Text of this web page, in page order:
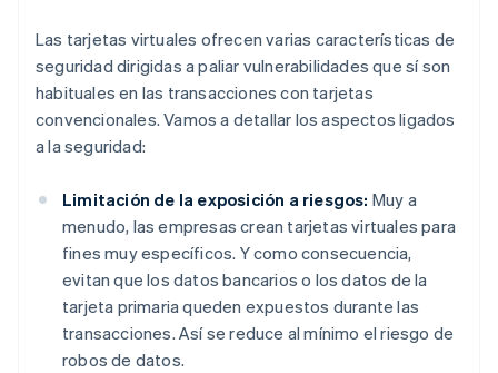
Las tarjetas virtuales ofrecen varias características de
seguridad dirigidas a paliar vulnerabilidades que sí son
habituales en las transacciones con tarjetas
convencionales. Vamos a detallar los aspectos ligados
a la seguridad:
Limitación de la exposición a riesgos: Muy a
menudo, las empresas crean tarjetas virtuales para
fines muy específicos. Y como consecuencia,
evitan que los datos bancarios o los datos de la
tarjeta primaria queden expuestos durante las
transacciones. Así se reduce al mínimo el riesgo de
robos de datos.